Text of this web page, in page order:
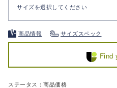
サイズを選択してください
商品情報 サイズスペック
Find
ステータス：商品価格